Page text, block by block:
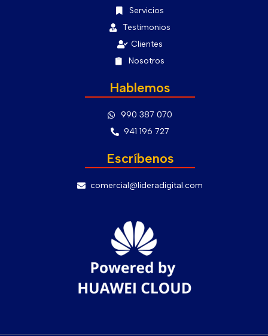
Servicios
Testimonios
Clientes
Nosotros
Hablemos
990 387 070
941 196 727
Escríbenos
comercial@lideradigital.com